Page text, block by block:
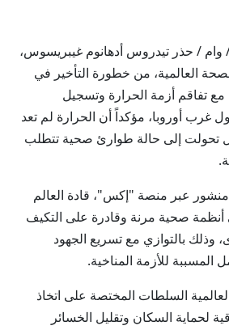
في 24 يونيو / وام / حذر تيدروس أدهانوم غيبريسوس،
العالمية، من خطورة التأخير في
مع تفاقم أزمة الحرارة وتسجيل
غرب أوروبا، مؤكداً أن الحرارة لم تعد
تحولت إلى حالة طوارئ صحية تتطلب
عبر منصة "إكس"، قادة العالم
أنظمة صحية مرنة وقادرة على التكيف
وذلك بالتوازي مع تسريع الجهود
المسببة للأزمة المناخية.
السلطات المختصة على اتخاذ
لحماية السكان وتقليل الخسائر